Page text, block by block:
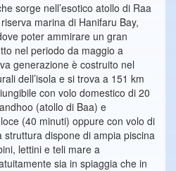
sorge nell’esotico atollo di Raa
marina di Hanifaru Bay,
poter ammirare un gran
nel periodo da maggio a
generazione è costruito nel
dell’isola e si trova a 151 km
con volo domestico di 20
(atollo di Baa) e
(40 minuti) oppure con volo di
dispone di ampia piscina
lettini e teli mare a
sia in spiaggia che in